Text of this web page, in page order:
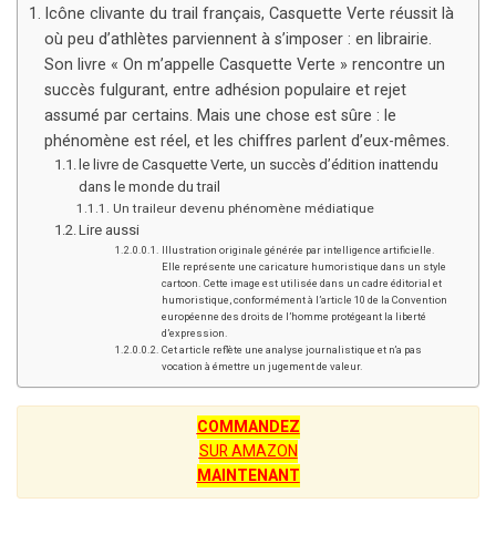
Icône clivante du trail français, Casquette Verte réussit là
où peu d’athlètes parviennent à s’imposer : en librairie.
Son livre « On m’appelle Casquette Verte » rencontre un
succès fulgurant, entre adhésion populaire et rejet
assumé par certains. Mais une chose est sûre : le
phénomène est réel, et les chiffres parlent d’eux-mêmes.
le livre de Casquette Verte, un succès d’édition inattendu
dans le monde du trail
Un traileur devenu phénomène médiatique
Lire aussi
Illustration originale générée par intelligence artificielle.
Elle représente une caricature humoristique dans un style
cartoon. Cette image est utilisée dans un cadre éditorial et
humoristique, conformément à l’article 10 de la Convention
européenne des droits de l’homme protégeant la liberté
d’expression.
Cet article reflète une analyse journalistique et n’a pas
vocation à émettre un jugement de valeur.
COMMANDEZ
SUR AMAZON
MAINTENANT